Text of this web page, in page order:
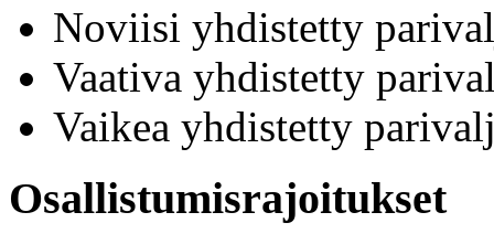
Noviisi yhdistetty
Vaativa yhdistetty
Vaikea yhdistetty
Osallistumisrajoitukset